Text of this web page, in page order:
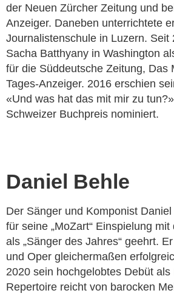
der Neuen Zürcher Zeitung und
Anzeiger. Daneben unterrichtete
Journalistenschule in Luzern. Seit
Sacha Batthyany in Washington
für die Süddeutsche Zeitung, Das
Tages-Anzeiger. 2016 erschien
«Und was hat das mit mir zu
Schweizer Buchpreis nominiert.
Daniel Behle
Der Sänger und Komponist
für seine „MoZart“ Einspielung
als „Sänger des Jahres“ geehrt.
und Oper gleichermaßen
2020 sein hochgelobtes Debüt als
Repertoire reicht von barocken